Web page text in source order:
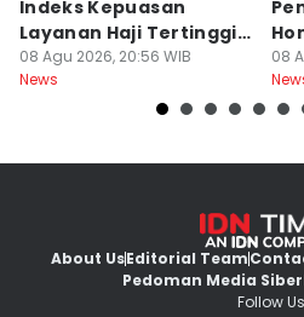
Indeks Kepuasan
Layanan Haji Tertinggi
Nasional
08 Agu 2026, 20:56 WIB
News
08
About UsEditorial Team
Pedoman Media Siber
Follow Us